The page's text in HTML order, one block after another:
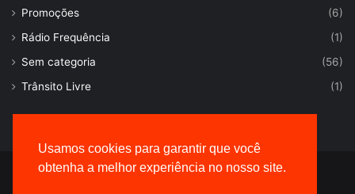
Usamos cookies para garantir que você
obtenha a melhor experiência no nosso site.
Promoções
(6)
Rádio Frequência
(1)
Sem categoria
(56)
Trânsito Livre
(1)